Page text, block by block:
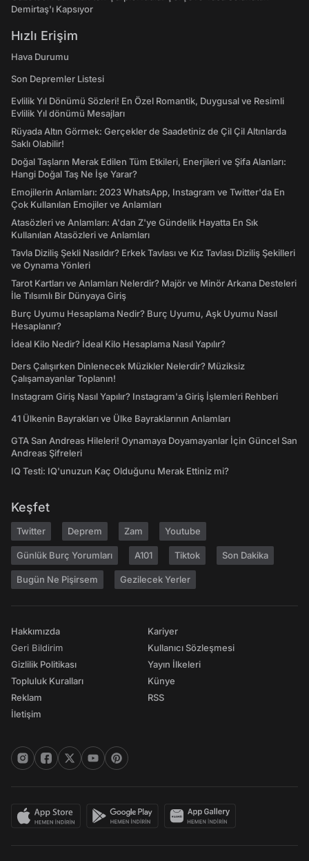
Demirtaş'ı Kapsıyor
Hızlı Erişim
Hava Durumu
Son Depremler Listesi
Evlilik Yıl Dönümü Sözleri! En Özel Romantik, Duygusal ve Resimli
Evlilik Yıl dönümü Mesajları
Rüyada Altın Görmek: Gerçekler de Saadetiniz de Çil Çil Altınlarda
Saklı Olabilir!
Doğal Taşların Merak Edilen Tüm Etkileri, Enerjileri ve Şifa Alanları:
Hangi Doğal Taş Ne İşe Yarar?
Emojilerin Anlamları: 2023 WhatsApp, Instagram ve Twitter'da En
Çok Kullanılan Emojiler ve Anlamları
Atasözleri ve Anlamları: A'dan Z'ye Gündelik Hayatta En Sık
Kullanılan Atasözleri ve Anlamları
Tavla Diziliş Şekli Nasıldır? Erkek Tavlası ve Kız Tavlası Diziliş Şekilleri
ve Oynama Yönleri
Tarot Kartları ve Anlamları Nelerdir? Majör ve Minör Arkana Desteleri
İle Tılsımlı Bir Dünyaya Giriş
Burç Uyumu Hesaplama Nedir? Burç Uyumu, Aşk Uyumu Nasıl
Hesaplanır?
İdeal Kilo Nedir? İdeal Kilo Hesaplama Nasıl Yapılır?
Ders Çalışırken Dinlenecek Müzikler Nelerdir? Müziksiz
Çalışamayanlar Toplanın!
Instagram Giriş Nasıl Yapılır? Instagram'a Giriş İşlemleri Rehberi
41 Ülkenin Bayrakları ve Ülke Bayraklarının Anlamları
GTA San Andreas Hileleri! Oynamaya Doyamayanlar İçin Güncel San
Andreas Şifreleri
IQ Testi: IQ'unuzun Kaç Olduğunu Merak Ettiniz mi?
Keşfet
Twitter Deprem Zam Youtube
Günlük Burç Yorumları A101 Tiktok Son Dakika
Bugün Ne Pişirsem Gezilecek Yerler
Hakkımızda
Geri Bildirim
Gizlilik Politikası
Topluluk Kuralları
Reklam
İletişim
Kariyer
Kullanıcı Sözleşmesi
Yayın İlkeleri
Künye
RSS